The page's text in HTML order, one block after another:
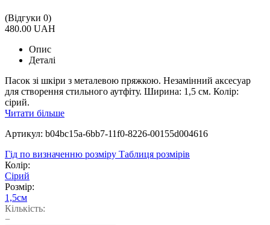
(Відгуки 0)
480.00 UAH
Опис
Деталі
Пасок зі шкіри з металевою пряжкою. Незамінний аксесуар
для створення стильного аутфіту. Ширина: 1,5 см. Колір:
сірий.
Читати більше
Артикул: b04bc15a-6bb7-11f0-8226-00155d004616
Гід по визначенню розміру Таблиця розмірів
Колір:
Сірий
Розмір:
1,5см
Кількість:
−